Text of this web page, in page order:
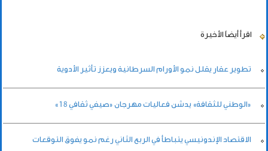
اقرأ أيضاً الأخيرة
تطوير عقار يقلل نمو الأورام السرطانية ويعزز تأثير الأدوية
«الوطني للثقافة» يدشن فعاليات مهرجان «صيفي ثقافي 18»
الاقتصاد الإندونيسي يتباطأ في الربع الثاني رغم نمو يفوق التوقعات